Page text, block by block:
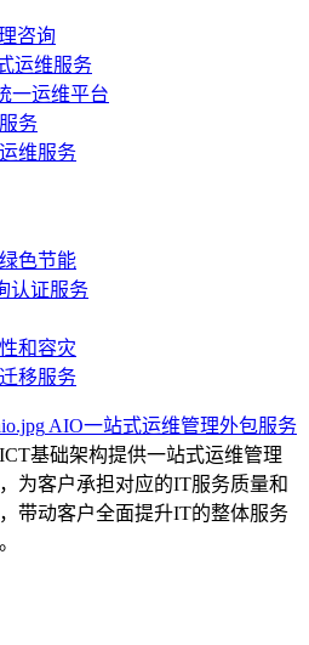
咨询
运维服务
一运维平台
务
维服务
色节能
认证服务
和容灾
移服务
AIO一站式运维管理外包服务
基础架构提供一站式运维管理
为客户承担对应的IT服务质量和
带动客户全面提升IT的整体服务